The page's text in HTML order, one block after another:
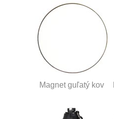
Magnet guľatý kov